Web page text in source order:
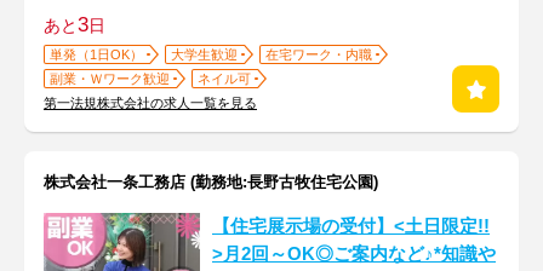
あと3日
単発（1日OK） 大学生歓迎
在宅ワーク・内職
副業・Ｗワーク歓迎
ネイル可
第一法規株式会社の求人一覧を見る
株式会社一条工務店 (勤務地:長野古牧住宅公園)
【住宅展示場の受付】<土日限定!!
>月2回～OK◎ご案内など♪*知識や